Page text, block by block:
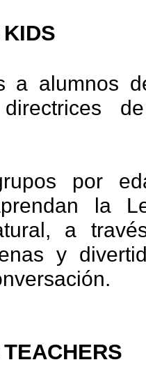
a alumnos
directrices
por
la
a
y